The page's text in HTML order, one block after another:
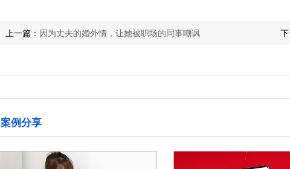
上一篇： 因为丈夫的婚外情，让她被职场的同事嘲讽 下
案例分享